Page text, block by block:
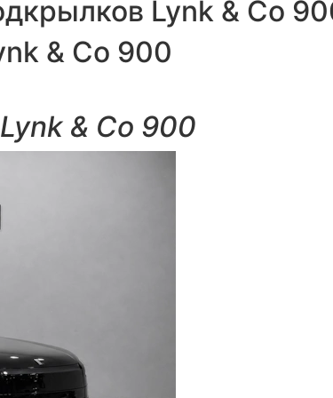
Lynk & Co
& Co 900
Lynk & Co 900